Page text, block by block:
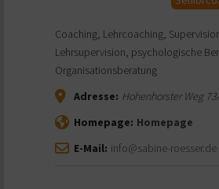
Coaching, Lehrcoaching,
Lehrsupervision, psychologische
Organisationsberatung
Adresse: Hohenhorster Weg
Homepage: Homepage
E-Mail: info@sabine-roesser.de